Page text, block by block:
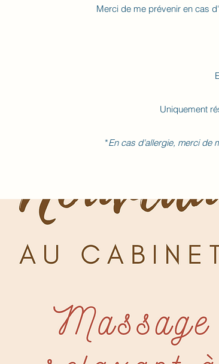
Merci de me prévenir en cas
Uniquement
*En cas d'allergie, merci de